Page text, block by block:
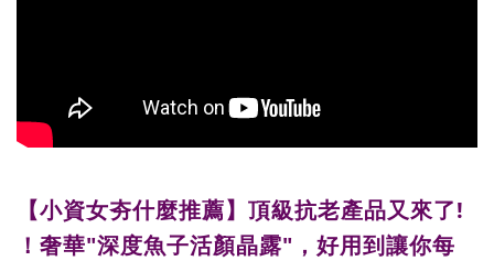
【小資女夯什麼推薦】頂級抗老產品又來了!
！奢華"深度魚子活顏晶露"，好用到讓你每